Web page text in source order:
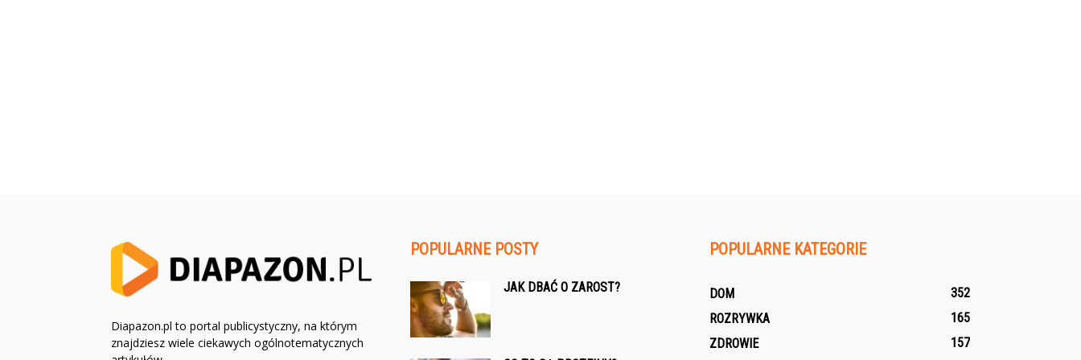
Diapazon.pl to portal publicystyczny, na którym
znajdziesz wiele ciekawych ogólnotematycznych
POPULARNE POSTY
JAK DBAĆ O ZAROST?
POPULARNE KATEGORIE
DOM
352
ROZRYWKA
165
ZDROWIE
157